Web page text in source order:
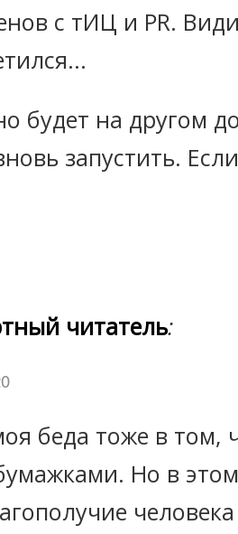
с тИЦ и PR.
будет на другом
запустить.
читатель:
беда тоже в том,
Но в